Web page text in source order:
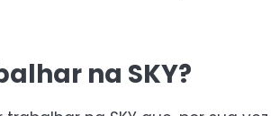
na SKY?